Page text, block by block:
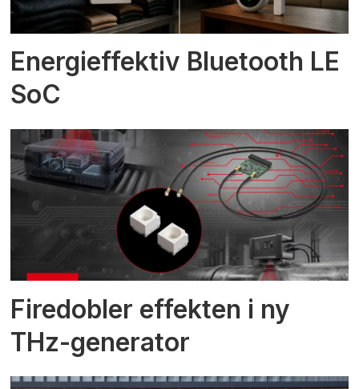
Energieffektiv Bluetooth LE
SoC
Firedobler effekten i ny
THz-generator